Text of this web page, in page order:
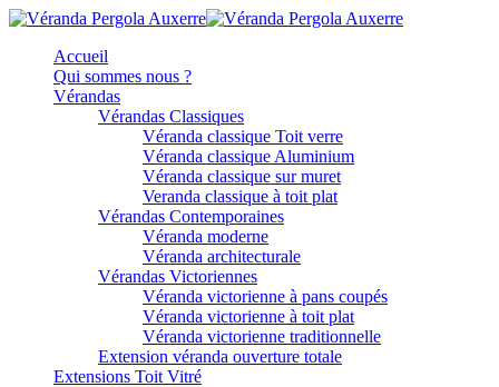
Accueil
Qui sommes nous ?
Vérandas
Vérandas Classiques
Véranda classique Toit verre
Véranda classique Aluminium
Véranda classique sur muret
Veranda classique à toit plat
Vérandas Contemporaines
Véranda moderne
Véranda architecturale
Vérandas Victoriennes
Véranda victorienne à pans coupés
Véranda victorienne à toit plat
Véranda victorienne traditionnelle
Extension véranda ouverture totale
Extensions Toit Vitré